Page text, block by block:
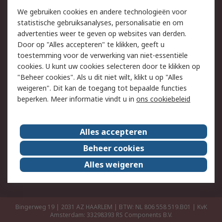
Track & Trace
Wettelijk
Cookiebeleid
Email veiligheid
Privacybeleid
Websitevoorwaarden
Algemene
verkoopvoorwaarden
Over RS
RS Group
Over ons
RS wereldwijd
Werken bij RS
ESG
Bingerweg 19 | 2031 AZ HAARLEM | BTW: NL 806 558 519.B01 | KvK
Amsterdam: 33298393 RS Components B.V.
We gebruiken cookies en andere technologieën voor
statistische gebruiksanalyses, personalisatie en om
advertenties weer te geven op websites van derden.
Door op "Alles accepteren" te klikken, geeft u
toestemming voor de verwerking van niet-essentiële
cookies. U kunt uw cookies selecteren door te klikken op
"Beheer cookies". Als u dit niet wilt, klikt u op "Alles
weigeren". Dit kan de toegang tot bepaalde functies
beperken. Meer informatie vindt u in ons cookiebeleid
Alles accepteren
Beheer cookies
Alles weigeren